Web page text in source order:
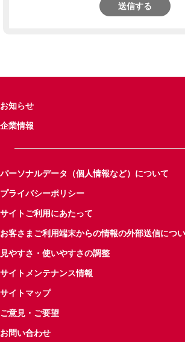
送信する
お知らせ
企業情報
パーソナルデータ（個人情報など）について
プライバシーポリシー
サイトご利用にあたって
お客さまご利用端末からの情報の外部送信につ
見やすさ・使いやすさの調整
サイトメンテナンス情報
サイトマップ
ご意見・ご要望
お問い合わせ